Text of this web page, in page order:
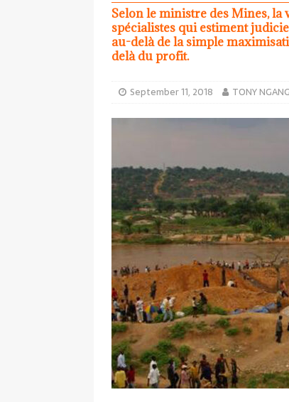
Selon le ministre des Mines,
spécialistes qui estiment
au-delà de la simple
delà du profit.
September 11, 2018 TONY